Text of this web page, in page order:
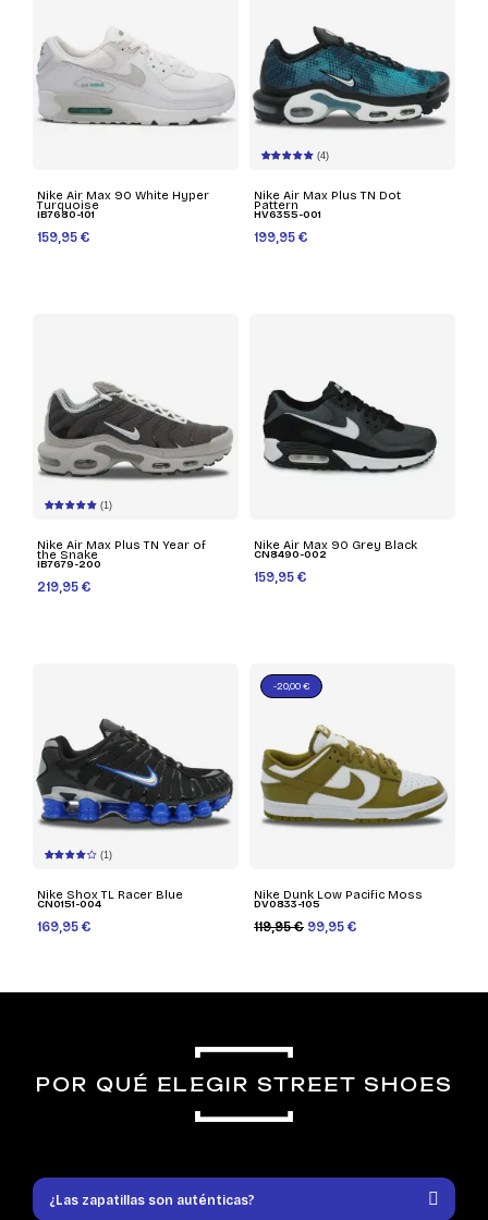
Nike Air Max 90 White Hyper
Turquoise
IB7680-101
159,95 €
(4)
Nike Air Max Plus TN Dot
Pattern
HV6355-001
199,95 €
(1)
Nike Air Max Plus TN Year of
the Snake
IB7679-200
219,95 €
Nike Air Max 90 Grey Black
CN8490-002
159,95 €
(1)
Nike Shox TL Racer Blue
CN0151-004
169,95 €
Nike Dunk Low Pacific Moss
DV0833-105
119,95 € 99,95 €
-20,00 €
POR QUÉ ELEGIR STREET SHOES
¿Las zapatillas son auténticas?